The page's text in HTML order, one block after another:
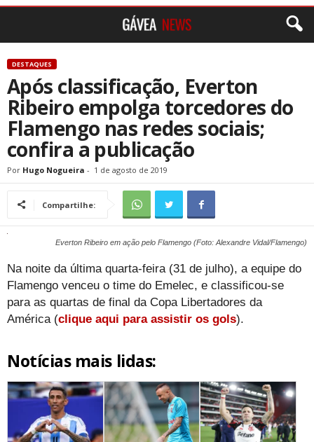
DESTAQUES
Após classificação, Everton
Ribeiro empolga torcedores do
Flamengo nas redes sociais;
confira a publicação
Por Hugo Nogueira - 1 de agosto de 2019
Compartilhe:
Everton Ribeiro em ação pelo Flamengo (Foto: Alexandre Vidal/Flamengo)
Na noite da última quarta-feira (31 de julho), a equipe do
Flamengo venceu o time do Emelec, e classificou-se
para as quartas de final da Copa Libertadores da
América (clique aqui para assistir os gols).
Notícias mais lidas: